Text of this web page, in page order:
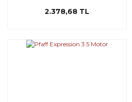
2.378,68 TL